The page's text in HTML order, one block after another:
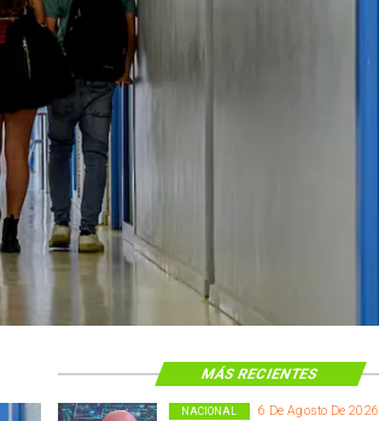
6 De Agosto De 2026
NACIONAL
MÁS RECIENTES